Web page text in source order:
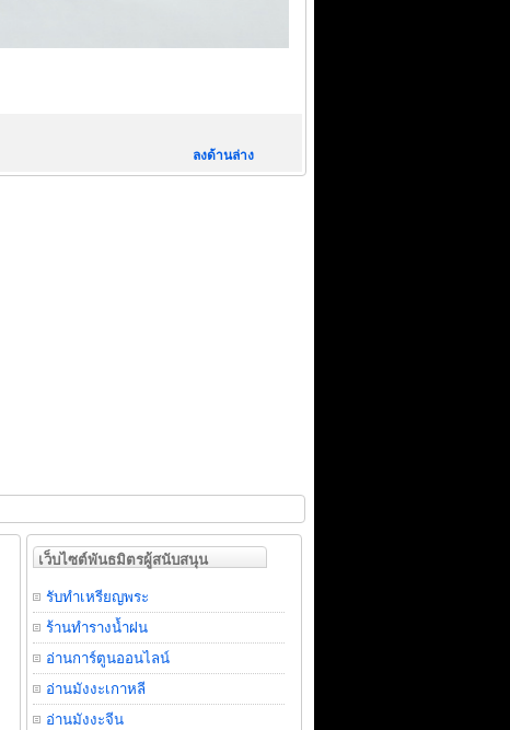
ลงด้านล่าง
เว็บไซต์พันธมิตรผู้สนับสนุน
รับทำเหรียญพระ
ร้านทำรางน้ำฝน
อ่านการ์ตูนออนไลน์
อ่านมังงะเกาหลี
อ่านมังงะจีน